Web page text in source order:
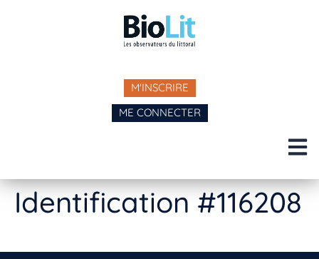
M'INSCRIRE
ME CONNECTER
Identification #116208